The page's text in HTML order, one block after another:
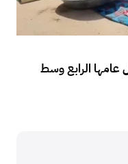
الرابع وسط